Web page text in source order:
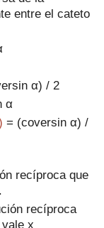
entre el cateto
α) / 2
α
= (coversin α) /
recíproca que
recíproca
x